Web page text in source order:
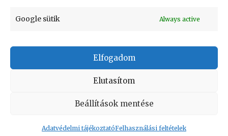
Google sütik Always active
Elfogadom
Elutasítom
Beállítások mentése
Adatvédelmi tájékoztatóFelhasználási feltételek
Impresszum
Adatvédelmi tájékoztató
Vissza a lap tetejére
Copyright © Informatikatörténeti Fórum 2017